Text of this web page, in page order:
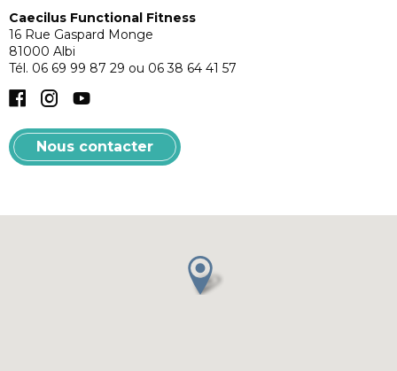
Caecilus Functional Fitness
16 Rue Gaspard Monge
81000 Albi
Tél. 06 69 99 87 29 ou 06 38 64 41 57
Nous contacter